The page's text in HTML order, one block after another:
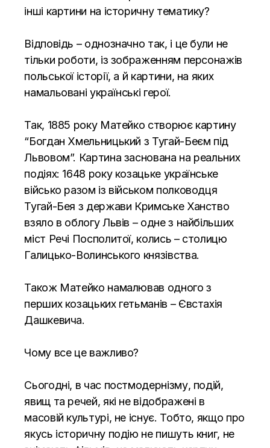
інші картини на історичну тематику?
Відповідь – однозначно так, і це були не
тільки роботи, із зображенням персонажів
польської історії, а й картини, на яких
намальовані українські герої.
Так, 1885 року Матейко створює картину
“Богдан Хмельницький з Тугай-Беєм під
Львовом”. Картина заснована на реальних
подіях: 1648 року козацьке українське
військо разом із військом полководця
Тугай-Бея з держави Кримське Ханство
взяло в облогу Львів – одне з найбільших
міст Речі Посполитої, колись – столицю
Галицько-Волинського князівства.
Також Матейко намалював одного з
перших козацьких гетьманів – Євстахія
Дашкевича.
Чому все це важливо?
Сьогодні, в час постмодернізму, подій,
явищ та речей, які не відображені в
масовій культурі, не існує. Тобто, якщо про
якусь історичну подію не пишуть книг, не